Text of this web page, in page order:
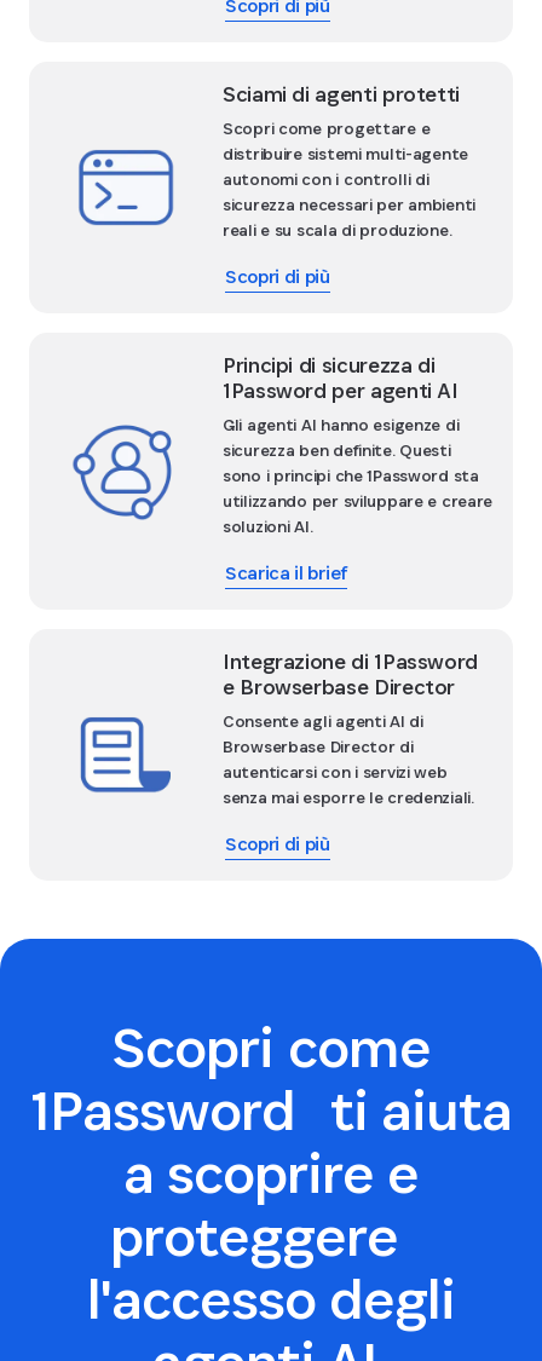
Scopri di più
Sciami di agenti protetti
Scopri come progettare e
distribuire sistemi multi-agente
autonomi con i controlli di
sicurezza necessari per ambienti
reali e su scala di produzione.
Scopri di più
Principi di sicurezza di
1Password per agenti AI
Gli agenti AI hanno esigenze di
sicurezza ben definite. Questi
sono i principi che 1Password sta
utilizzando per sviluppare e creare
soluzioni AI.
Scarica il brief
Integrazione di 1Password
e Browserbase Director
Consente agli agenti AI di
Browserbase Director di
autenticarsi con i servizi web
senza mai esporre le credenziali.
Scopri di più
Scopri come
1Password ti aiuta
a scoprire e
proteggere
l'accesso degli